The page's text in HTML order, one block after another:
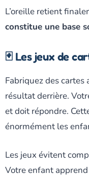
L’oreille retient
constitue une base
🃏 Les jeux de
Fabriquez des
résultat derrière.
et doit répondre.
énormément les
Les jeux évitent
Votre enfant apprend